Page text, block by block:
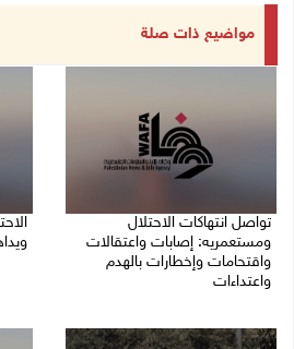
مواضيع ذات صلة
تواصل انتهاكات الاحتلال
ومستعمريه: إصابات واعتقالات
واقتحامات وإخطارات بالهدم
واعتداءات